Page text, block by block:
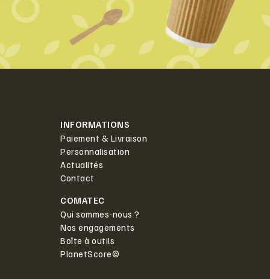
INFORMATIONS
Paiement & Livraison
Personnalisation
Actualités
Contact
COMATEC
Qui sommes-nous ?
Nos engagements
Boîte à outils
PlanetScore©